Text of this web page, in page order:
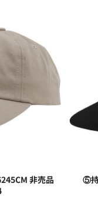
非売品
⑤持